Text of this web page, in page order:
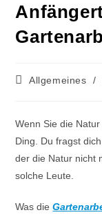
Allgemeines /
Wenn Sie die
Ding. Du fragst
der die Natur nicht
solche Leute.
Was die